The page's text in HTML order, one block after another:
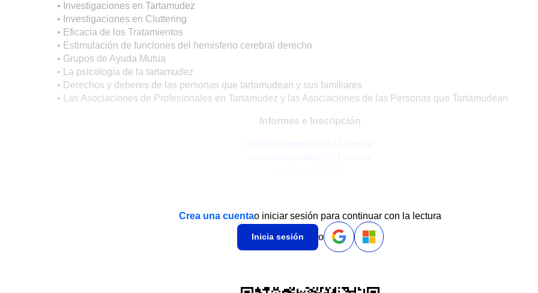
• Investigaciones en Tartamudez
• Investigaciones en Cluttering
• Eficacia de los Tratamientos
• Estimulación de funciones del hemisferio cerebral derecho
• Grupos de Ayuda Mutua
• La psicología de la tartamudez
• Derechos y deberes de las personas que tartamudean y sus familiares
• Las Asociaciones de Profesionales en Tartamudez y las Asociaciones de las Personas que Tartamudean
Informes e Inscripción
Crea una cuentao iniciar sesión para continuar con la lectura
Inicia sesión o